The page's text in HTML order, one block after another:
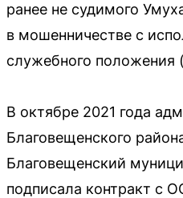
ранее не судимого
в мошенничестве с
служебного положения
В октябре 2021 года
Благовещенского
Благовещенский
подписала контракт с